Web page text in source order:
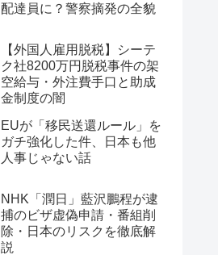
配達員に？警察摘発の全貌
【外国人雇用脱税】シーテ
ク社8200万円脱税事件の架
空給与・外注費手口と助成
金制度の闇
EUが「移民送還ルール」を
ガチ強化した件、日本も他
人事じゃない話
NHK「潤日」藍沢鵬程が逮
捕のビザ虚偽申請・番組削
除・日本のリスクを徹底解
説